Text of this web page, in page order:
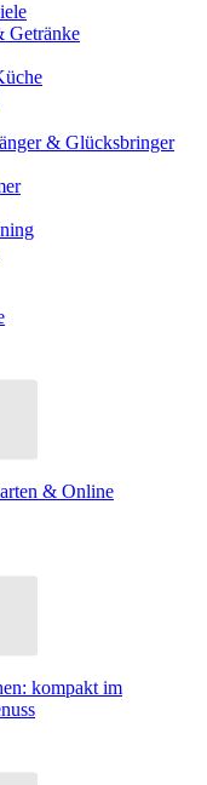
Getränke
& Glücksbringer
& Online
kompakt im